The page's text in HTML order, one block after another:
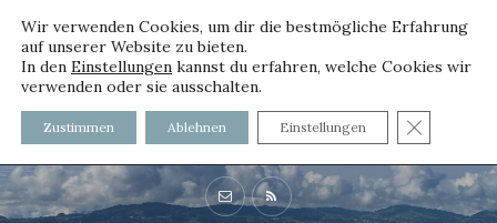
voller worte
mit und ohne Innenfutter
Wir verwenden Cookies, um dir die bestmögliche Erfahrung
auf unserer Website zu bieten.
In den Einstellungen kannst du erfahren, welche Cookies wir
verwenden oder sie ausschalten.
Zustimmen Ablehnen Einstellungen GDPR